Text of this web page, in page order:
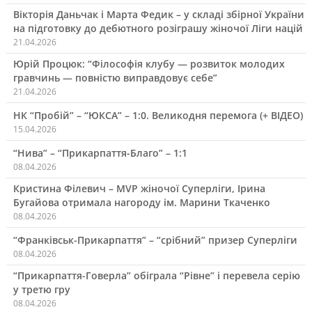
Вікторія Даньчак і Марта Федик – у складі збірної України
на підготовку до дебютного розіграшу жіночої Ліги націй
21.04.2026
Юрій Процюк: “Філософія клубу — розвиток молодих
гравчинь — повністю виправдовує себе”
21.04.2026
НК “Пробій” – “ЮКСА” – 1:0. Великодня перемога (+ ВІДЕО)
15.04.2026
“Нива” – “Прикарпаття-Благо” – 1:1
08.04.2026
Кристина Філевич – MVP жіночої Суперліги, Ірина
Бугайова отримала нагороду ім. Марини Ткаченко
08.04.2026
“Франківськ-Прикарпаття” – “срібний” призер Суперліги
08.04.2026
“Прикарпаття-Говерла” обіграла “Рівне” і перевела серію
у третю гру
08.04.2026